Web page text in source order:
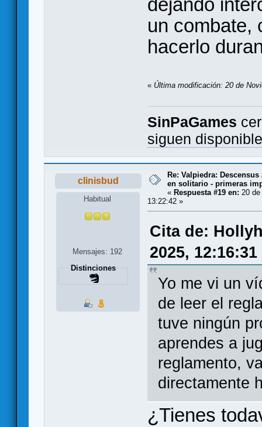
dejando
un combate,
hacerlo
« Última modificación: 20 de
SinPaGames
siguen
clinisbud
Habitual
Mensajes: 192
Distinciones
Re: Valpiedra: Descensus
en solitario - primeras
« Respuesta #19 en: 20
13:22:42 »
Cita de:
2025, 12:16:31
Yo me vi un
de leer el
tuve ningún
aprendes a
reglamento,
directamente
¿Tienes